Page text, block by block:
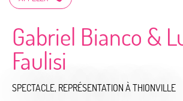
Gabriel Bianco &
Faulisi
SPECTACLE, REPRÉSENTATION À THIONVILLE